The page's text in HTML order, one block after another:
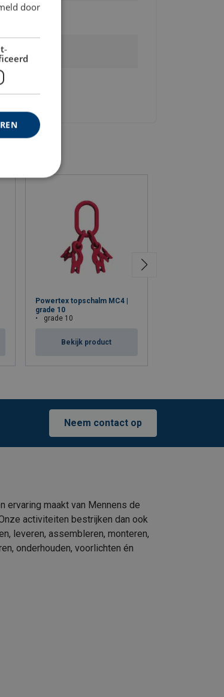
Powertex topschalm MC4 |
grade 10
grade 10
Bekijk product
Neem contact op
ervaring maakt van Mennens de
activiteiten bestrijken dan ook
leveren, assembleren, monteren,
onderhouden, voorlichten én
door